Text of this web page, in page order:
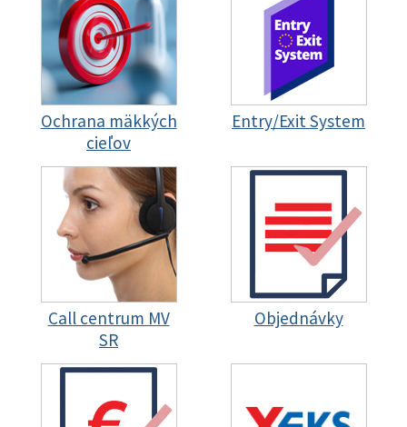
Ochrana mäkkých
cieľov
Entry/Exit System
Call centrum MV
SR
Objednávky